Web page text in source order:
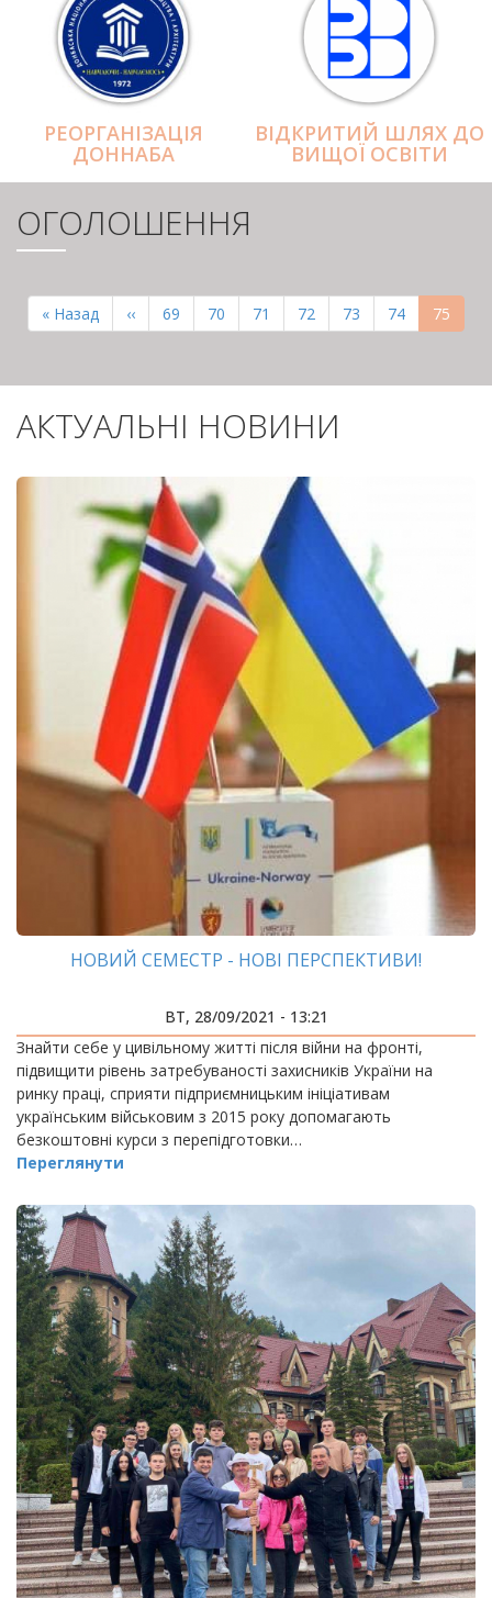
РЕОРГАНІЗАЦІЯ
ДОННАБА
ВІДКРИТИЙ ШЛЯХ ДО
ВИЩОЇ ОСВІТИ
ОГОЛОШЕННЯ
СТОРІНКИ
Перша
сторінка
« Назад
Попередня
сторінка
‹‹ Page
69 Page
70 Page
71 Page
72 Page
73 Page
74 75
АКТУАЛЬНІ НОВИНИ
НОВИЙ СЕМЕСТР - НОВІ ПЕРСПЕКТИВИ!
ВТ, 28/09/2021 - 13:21
Знайти себе у цивільному житті після війни на фронті,
підвищити рівень затребуваності захисників України на
ринку праці, сприяти підприємницьким ініціативам
українським військовим з 2015 року допомагають
безкоштовні курси з перепідготовки…
Переглянути